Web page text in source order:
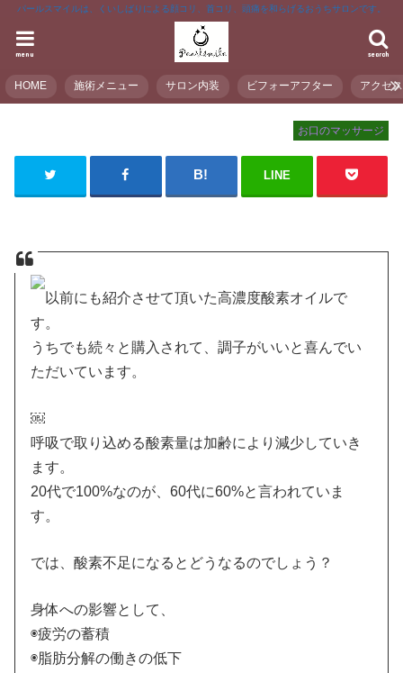
パールスマイルは、くいしばりによる顔コリ、首コリ、頭痛を和らげるおうちサロンです。
search
menu
HOME 施術メニュー サロン内装 ビフォーアフター アクセス
お口のマッサージ
LINE
以前にも紹介させて頂いた高濃度酸素オイルで
す。
うちでも続々と購入されて、調子がいいと喜んでい
ただいています。
￼
呼吸で取り込める酸素量は加齢により減少していき
ます。
20代で100%なのが、60代に60%と言われていま
す。
では、酸素不足になるとどうなるのでしょう？
身体への影響として、
◉疲労の蓄積
◉脂肪分解の働きの低下